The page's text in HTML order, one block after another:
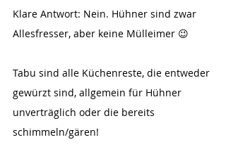
Klare Antwort: Nein. Hühner sind zwar
Allesfresser, aber keine Mülleimer 😉
Tabu sind alle Küchenreste, die entweder
gewürzt sind, allgemein für Hühner
unverträglich oder die bereits
schimmeln/gären!